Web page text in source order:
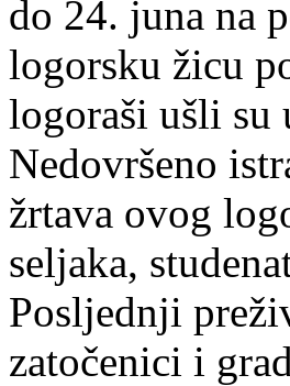
do 24. juna na
logorsku žicu
logoraši ušli su
Nedovršeno
žrtava ovog
seljaka,
Posljednji
zatočenici i